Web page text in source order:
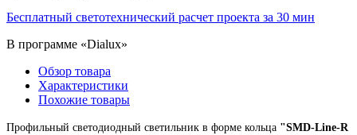
Бесплатный светотехнический расчет проекта за 30 мин
В программе «Dialux»
Обзор товара
Характеристики
Похожие товары
Профильный светодиодный светильник в форме кольца "SMD-Line-R